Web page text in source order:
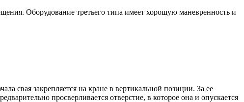
Оборудование третьего типа имеет хорошую маневренность и
свая закрепляется на кране в вертикальной позиции. За ее
просверливается отверстие, в которое она и опускается